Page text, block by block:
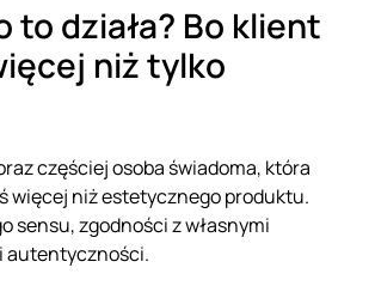
to działa? Bo klient
niż tylko
częściej osoba świadoma, która
więcej niż estetycznego produktu.
sensu, zgodności z własnymi
autentyczności.